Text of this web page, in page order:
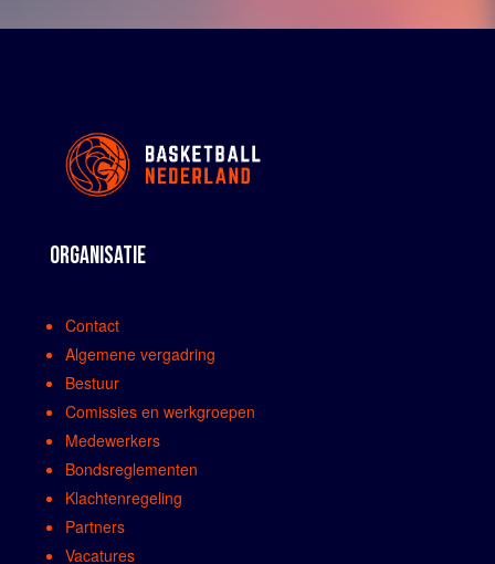
ORGANISATIE
Contact
Algemene vergadring
Bestuur
Comissies en werkgroepen
Medewerkers
Bondsreglementen
Klachtenregeling
Partners
Vacatures